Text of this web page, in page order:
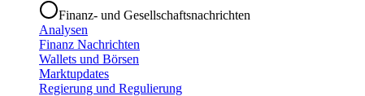
Finanz- und Gesellschaftsnachrichten
Analysen
Finanz Nachrichten
Wallets und Börsen
Marktupdates
Regierung und Regulierung